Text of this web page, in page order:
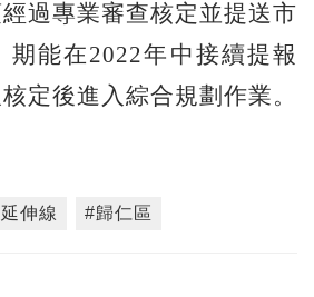
過專業審查核定並提送市
期能在2022年中接續提報
定後進入綜合規劃作業。
伸線 #歸仁區